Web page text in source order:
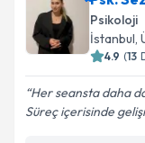
Psikoloji
İstanbul,
4.9 (13
Her seansta daha
Süreç içerisinde